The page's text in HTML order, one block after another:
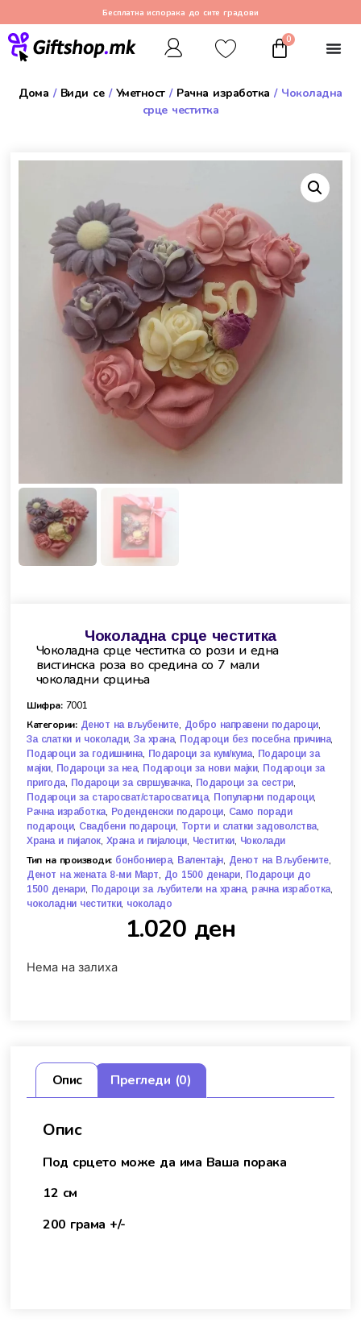
Бесплатна испорака до сите градови
0
Дома / Види се/ Уметност/ Рачна изработка / Чоколадна
срце честитка
Чоколадна срце честитка
Чоколадна срце честитка со рози и една
вистинска роза во средина со 7 мали
чоколадни срциња
Шифра: 7001
Категории: Денот на вљубените, Добро направени подароци,
За слатки и чоколади,За храна, Подароци без посебна причина,
Подароци за годишнина, Подароци за кум/кума, Подароци за
мајки, Подароци за неа, Подароци за нови мајки, Подароци за
пригода, Подароци за свршувачка, Подароци за сестри,
Подароци за старосват/старосватица, Популарни подароци,
Рачна изработка, Роденденски подароци, Само поради
подароци, Свадбени подароци, Торти и слатки задоволства,
Храна и пијалок, Храна и пијалоци, Честитки, Чоколади
Тип на производи: бонбониера, Валентајн, Денот на Вљубените,
Денот на жената 8-ми Март, До 1500 денари, Подароци до
1500 денари, Подароци за љубители на храна, рачна изработка,
чоколадни честитки, чоколадо
1.020 ден
Нема на залиха
Опис Прегледи (0)
Опис
Под срцето може да има Ваша порака
12 см
200 грама +/-